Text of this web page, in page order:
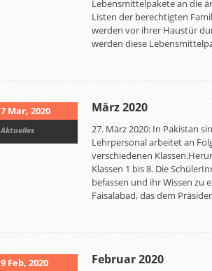
Lebensmittelpakete an die
Listen der berechtigten
werden vor ihrer Haustür
werden diese
März 2020
27. März 2020: In Pakistan
Lehrpersonal arbeitet an
verschiedenen
Klassen 1 bis 8. Die
befassen und ihr Wissen zu
Faisalabad, das dem
7 Mar, 2020
Aktuelles
Februar 2020
9 Feb, 2020